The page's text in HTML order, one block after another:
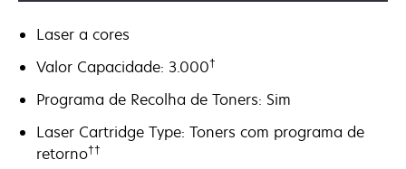
Laser a cores
Valor Capacidade: 3.000†
Programa de Recolha de Toners: Sim
Laser Cartridge Type: Toners com programa de
retorno††